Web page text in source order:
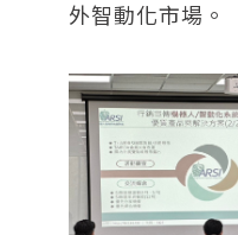
外智動化市場。